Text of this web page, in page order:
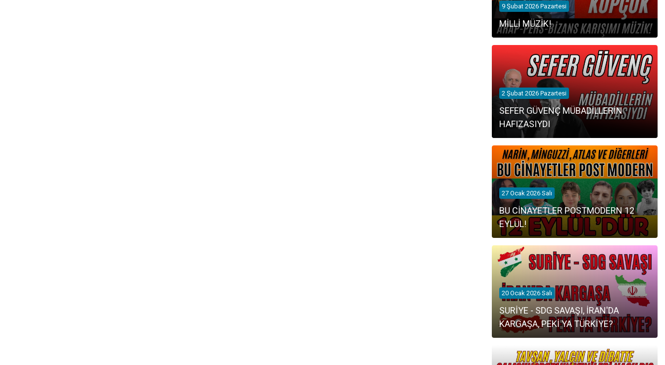
9 Şubat 2026 Pazartesi
MİLLİ MÜZİK!
2 Şubat 2026 Pazartesi
SEFER GÜVENÇ MÜBADİLLERİN
HAFIZASIYDI
27 Ocak 2026 Salı
BU CİNAYETLER POSTMODERN 12
EYLÜL!
20 Ocak 2026 Salı
SURİYE - SDG SAVAŞI, İRAN'DA
KARGAŞA, PEKİ YA TÜRKİYE?